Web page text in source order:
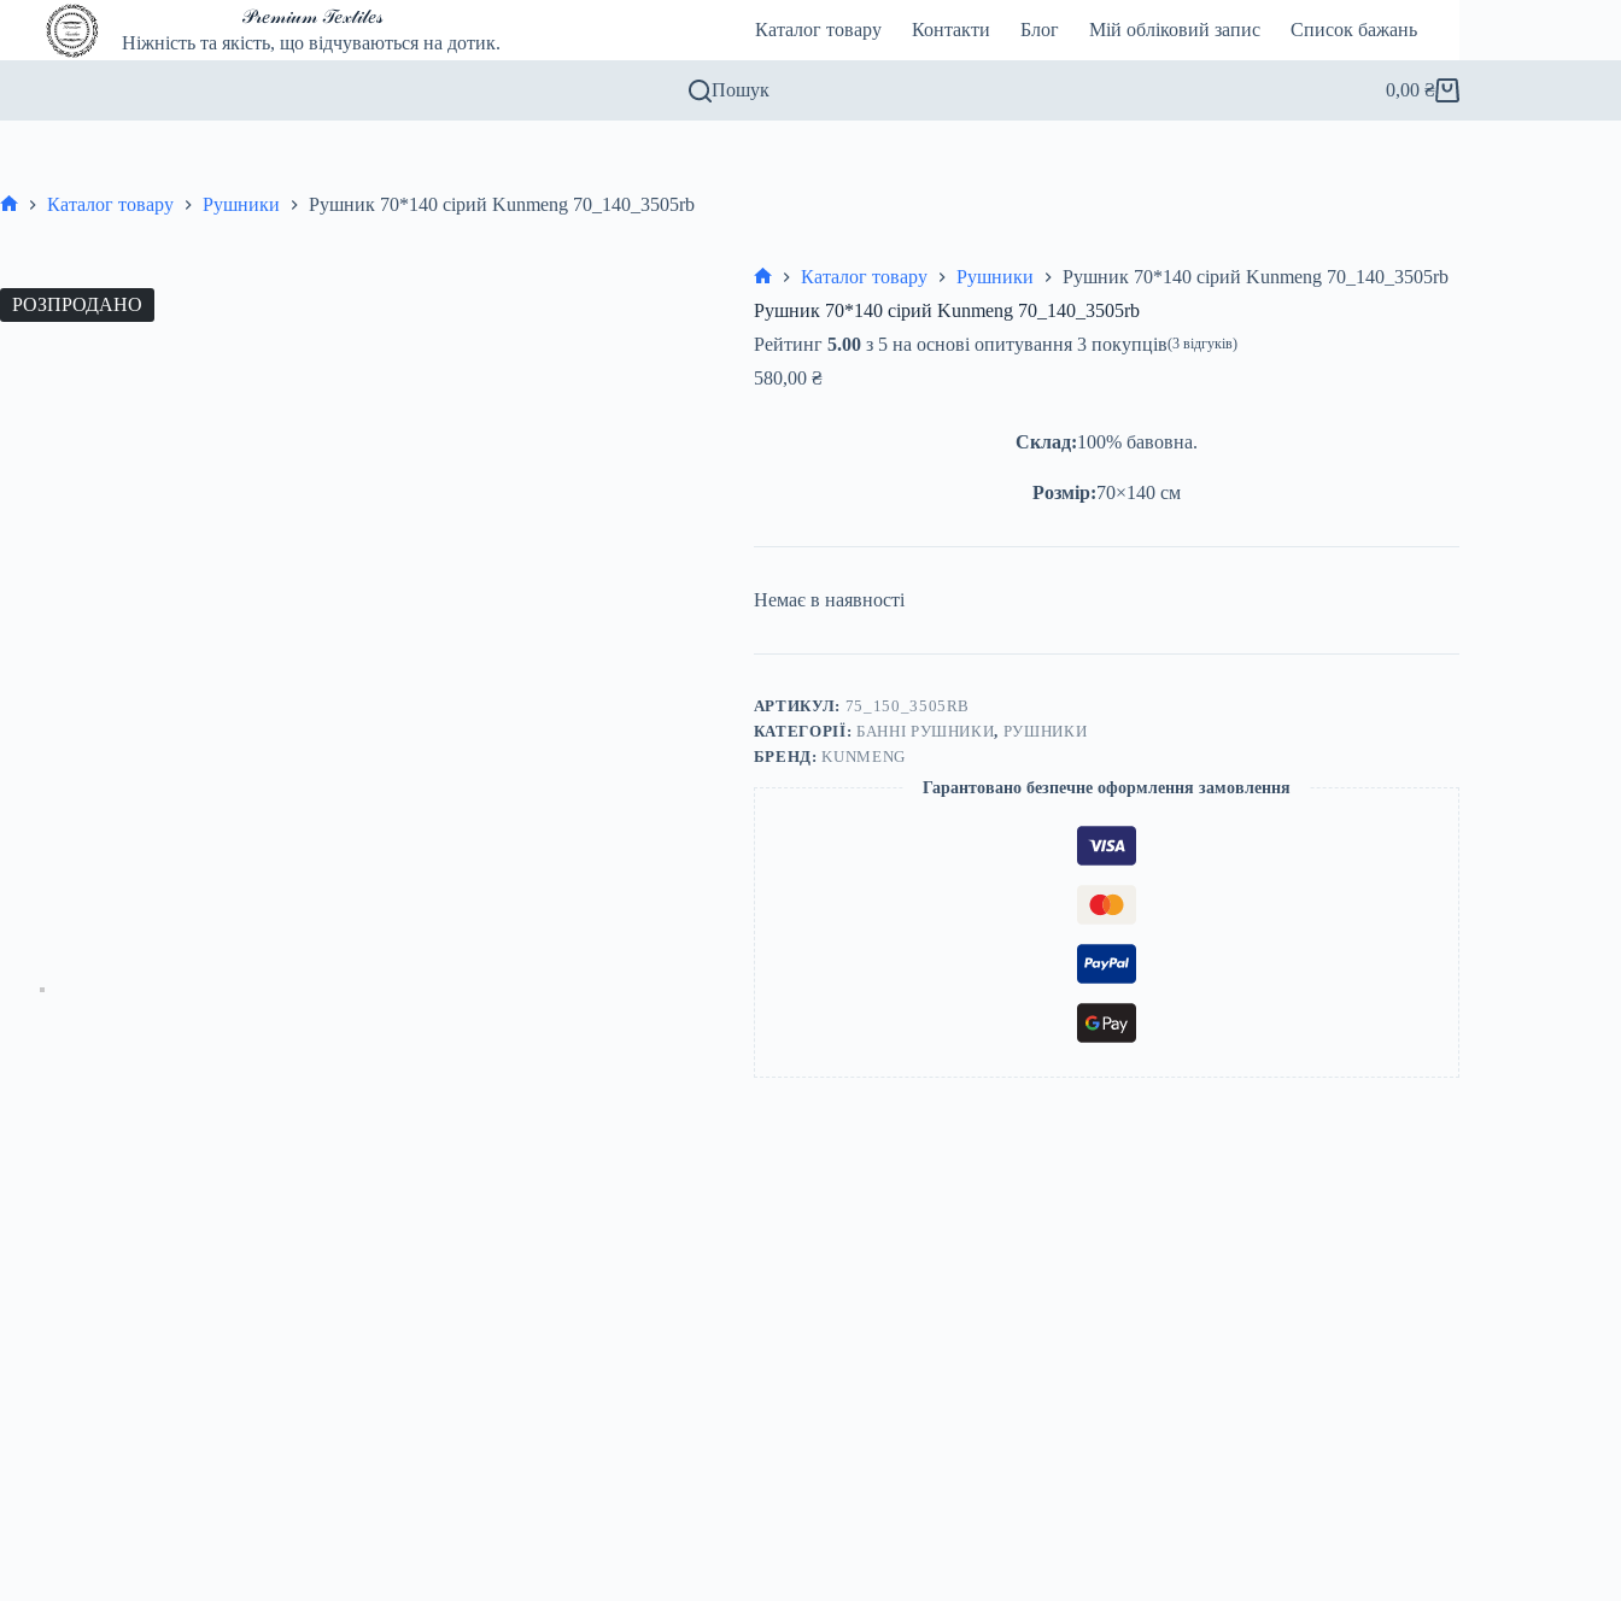
Перейти
𝒫𝓇𝑒𝓂𝒾𝓊𝓂 𝒯𝑒𝓍𝓉𝒾𝓁𝑒𝓈
Ніжність та якість, що відчуваються на дотик.
Каталог товару Контакти Блог Мій обліковий запис Список бажань
Пошук Кошик
0,00 ₴
Каталог товару Рушники Рушник 70*140 сірий Kunmeng 70_140_3505rb
РОЗПРОДАНО
Каталог товару Рушники
Рушник 70*140 сірий Kunmeng 70_140_3505rb
Рушник 70*140 сірий Kunmeng 70_140_3505rb
Рейтинг 5.00з 5 на основі опитування 3покупців(3відгуків)
580,00 ₴
Склад:100% бавовна.
Розмір:70×140 см
Немає в наявності
АРТИКУЛ: 75_150_3505RB
КАТЕГОРІЇ: БАННІ РУШНИКИ, РУШНИКИ
БРЕНД:KUNMENG
Гарантовано безпечне оформлення замовлення